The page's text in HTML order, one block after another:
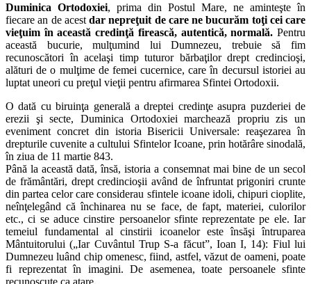
Duminica Ortodoxiei, prima din Postul Mare, ne aminteşte în
fiecare an de acest dar nepreţuit de care ne bucurăm toţi cei care
vieţuim în această credinţă firească, autentică, normală. Pentru
această bucurie, mulţumind lui Dumnezeu, trebuie să fim
recunoscători în acelaşi timp tuturor bărbaţilor drept credincioşi,
alături de o mulţime de femei cucernice, care în decursul istoriei au
luptat uneori cu preţul vieţii pentru afirmarea Sfintei Ortodoxii.
O dată cu biruinţa generală a dreptei credinţe asupra puzderiei de
erezii şi secte, Duminica Ortodoxiei marchează propriu zis un
eveniment concret din istoria Bisericii Universale: reaşezarea în
drepturile cuvenite a cultului Sfintelor Icoane, prin hotărâre sinodală,
în ziua de 11 martie 843.
Până la această dată, însă, istoria a consemnat mai bine de un secol
de frământări, drept credincioşii având de înfruntat prigoniri crunte
din partea celor care considerau sfintele icoane idoli, chipuri cioplite,
neînţelegând că închinarea nu se face, de fapt, materiei, culorilor
etc., ci se aduce cinstire persoanelor sfinte reprezentate pe ele. Iar
temeiul fundamental al cinstirii icoanelor este însăşi întruparea
Mântuitorului („Iar Cuvântul Trup S-a făcut”, Ioan I, 14): Fiul lui
Dumnezeu luând chip omenesc, fiind, astfel, văzut de oameni, poate
fi reprezentat în imagini. De asemenea, toate persoanele sfinte
recunoscute ca atare.